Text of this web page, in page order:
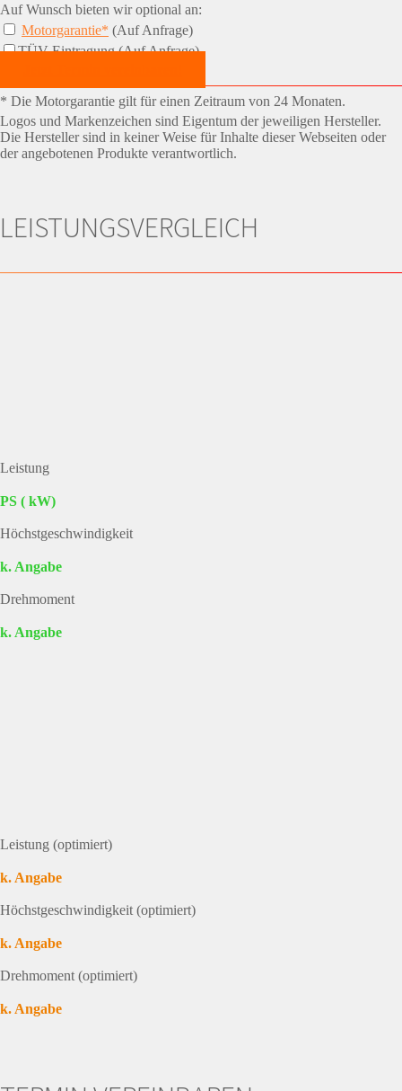
Auf Wunsch bieten wir optional an:
Motorgarantie* (Auf Anfrage)
TÜV-Eintragung (Auf Anfrage)
* Die Motorgarantie gilt für einen Zeitraum von 24 Monaten.
Logos und Markenzeichen sind Eigentum der jeweiligen Hersteller.
Die Hersteller sind in keiner Weise für Inhalte dieser Webseiten oder
der angebotenen Produkte verantwortlich.
LEISTUNGSVERGLEICH
Leistung
PS ( kW)
Höchstgeschwindigkeit
k. Angabe
Drehmoment
k. Angabe
Leistung (optimiert)
k. Angabe
Höchstgeschwindigkeit (optimiert)
k. Angabe
Drehmoment (optimiert)
k. Angabe